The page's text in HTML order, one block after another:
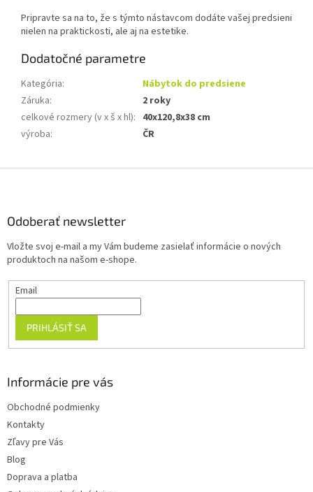
Pripravte sa na to, že s týmto nástavcom dodáte vašej predsieni
nielen na praktickosti, ale aj na estetike.
Dodatočné parametre
Kategória:
Nábytok do predsiene
Záruka:
2 roky
celkové rozmery (v x š x hl): 40x120,8x38 cm
výroba: ČR
Odoberať newsletter
Vložte svoj e-mail a my Vám budeme zasielať informácie o nových
produktoch na našom e-shope.
Email
PRIHLÁSIŤ SA
Informácie pre vás
Obchodné podmienky
Kontakty
Zľavy pre Vás
Blog
Doprava a platba